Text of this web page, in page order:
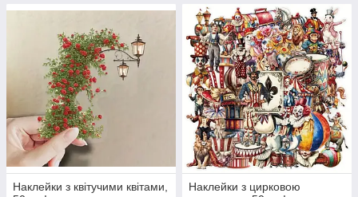
Наклейки з квітучими квітами,
Наклейки з цирковою